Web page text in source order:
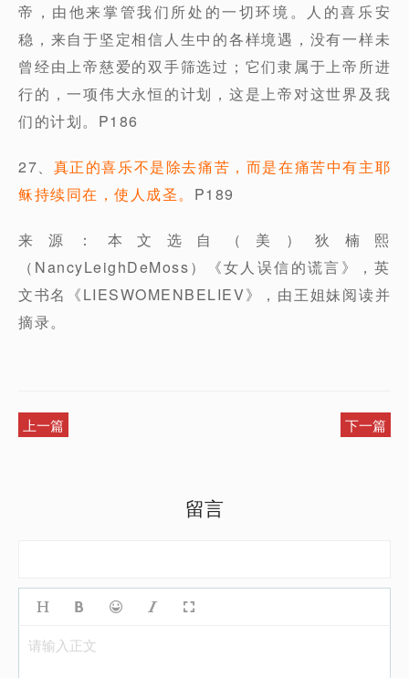
帝，由他来掌管我们所处的一切环境。人的喜乐安
稳，来自于坚定相信人生中的各样境遇，没有一样未
曾经由上帝慈爱的双手筛选过；它们隶属于上帝所进
行的，一项伟大永恒的计划，这是上帝对这世界及我
们的计划。P186
27、 真正的喜乐不是除去痛苦，而是在痛苦中有主耶
稣持续同在，使人成圣。 P189
来源：本文选自（美）狄楠熙
（NancyLeighDeMoss）《女人误信的谎言》，英
文书名《LIESWOMENBELIEV》，由王姐妹阅读并
摘录。
上一篇 下一篇
留言
请输入正文